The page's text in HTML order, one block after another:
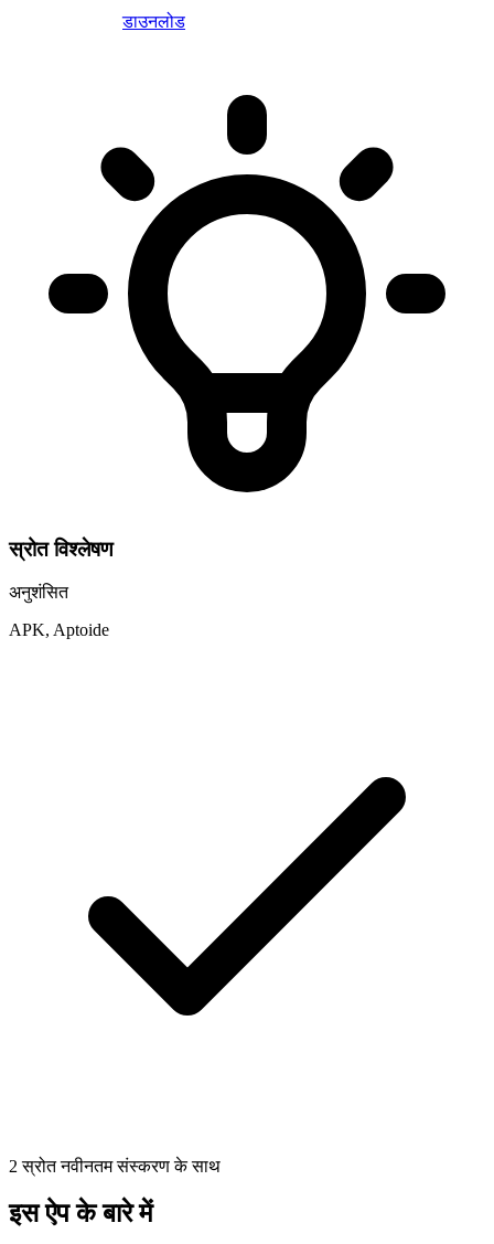
डाउनलोड
स्रोत विश्लेषण
अनुशंसित
APK, Aptoide
2 स्रोत नवीनतम संस्करण के साथ
इस ऐप के बारे में